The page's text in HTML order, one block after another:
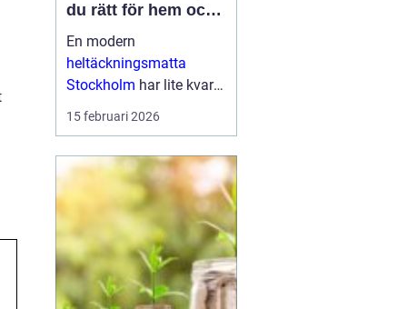
du rätt för hem och
kontor
En modern
heltäckningsmatta
Stockholm har lite kvar
gemensamt med de
och 80-talet. I da...
15 februari 2026